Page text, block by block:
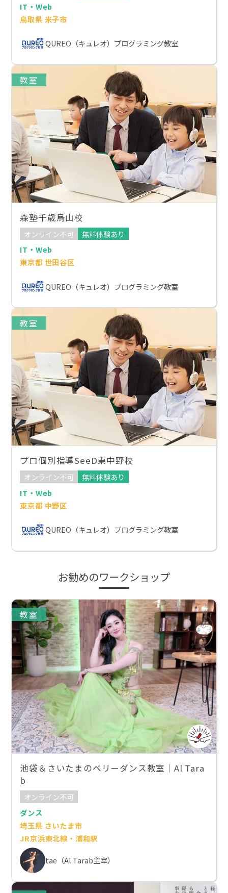
IT・Web
鳥取県 米子市
QUREO（キュレオ）プログラミング教室
教室
森塾千歳烏山校
オンライン不可
無料体験あり
IT・Web
東京都 世田谷区
QUREO（キュレオ）プログラミング教室
教室
プロ個別指導SeeD東中野校
オンライン不可
無料体験あり
IT・Web
東京都 中野区
QUREO（キュレオ）プログラミング教室
お勧めのワークショップ
教室
池袋＆さいたまのベリーダンス教室｜Al Tara
b
オンライン不可
ダンス
埼玉県 さいたま市
JR京浜東北線・浦和駅
tae（Al Tarab主宰）